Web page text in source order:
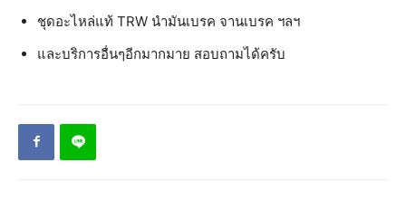
ชุดอะไหล่แท้ TRW นำมันเบรค จานเบรค ฯลฯ
และบริการอื่นๆอีกมากมาย สอบถามได้ครับ